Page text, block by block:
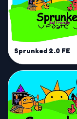
Sprunked 2.0 FE